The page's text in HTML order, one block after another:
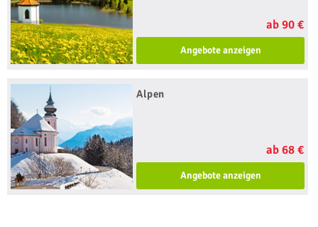
ab 90 €
Angebote anzeigen
Alpen
ab 68 €
Angebote anzeigen